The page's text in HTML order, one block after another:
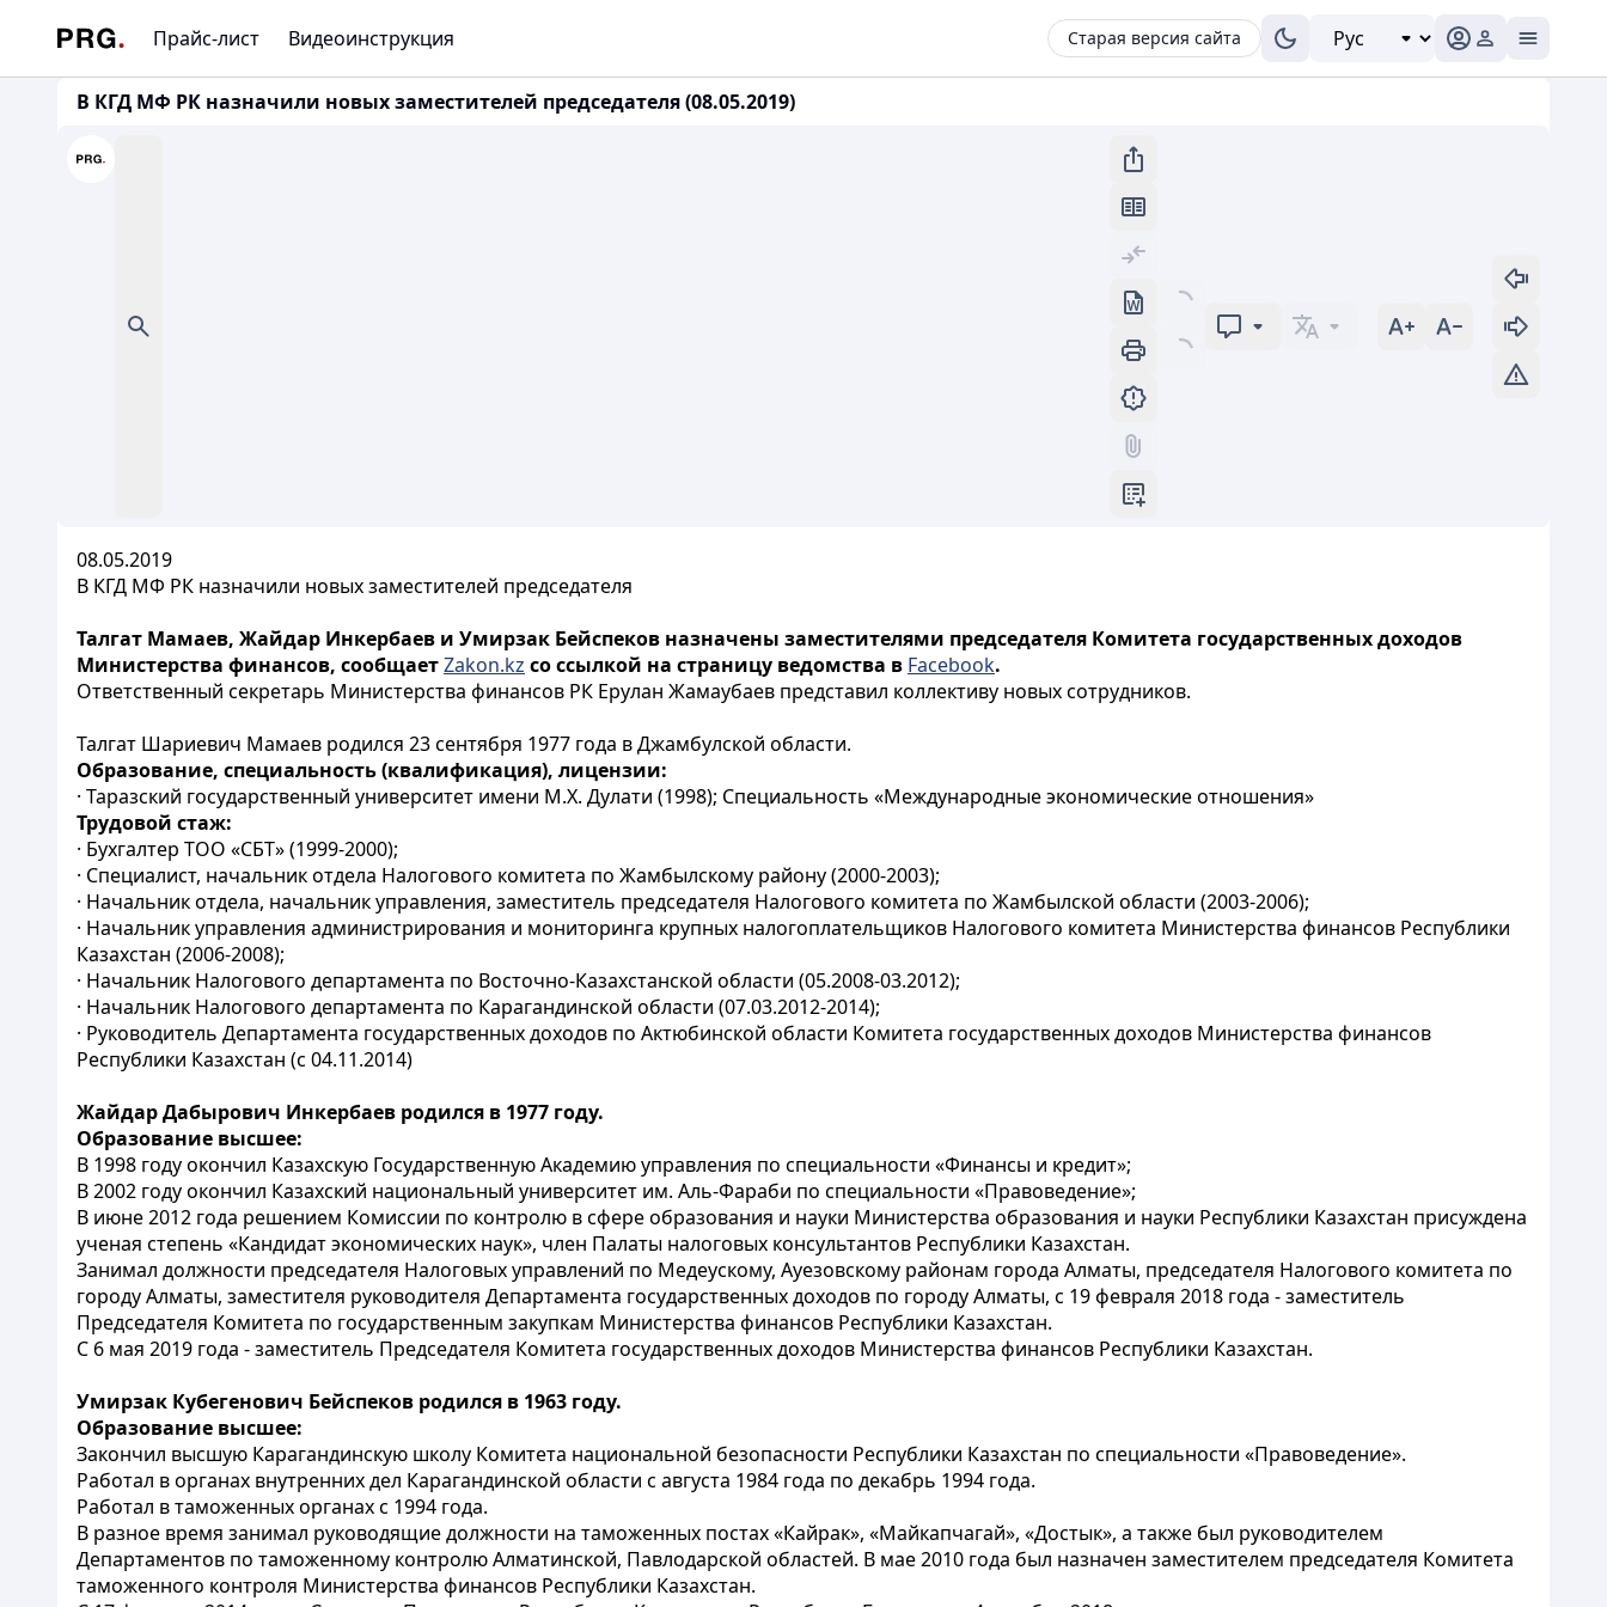
Прайс-лист Видеоинструкция Старая версия сайта
В КГД МФ РК назначили новых заместителей председателя (08.05.2019)
08.05.2019
В КГД МФ РК назначили новых заместителей председателя
Талгат Мамаев, Жайдар Инкербаев и Умирзак Бейспеков назначены заместителями председателя Комитета государственных доходов
Министерства финансов, сообщаетZakon.kz со ссылкой на страницу ведомства в Facebook.
Ответственный секретарь Министерства финансов РК Ерулан Жамаубаев представил коллективу новых сотрудников.
Талгат Шариевич Мамаев родился 23 сентября 1977 года в Джамбулской области.
Образование, специальность (квалификация), лицензии:
· Таразский государственный университет имени М.Х. Дулати (1998); Специальность «Международные экономические отношения»
Трудовой стаж:
· Бухгалтер ТОО «СБТ» (1999-2000);
· Специалист, начальник отдела Налогового комитета по Жамбылскому району (2000-2003);
· Начальник отдела, начальник управления, заместитель председателя Налогового комитета по Жамбылской области (2003-2006);
· Начальник управления администрирования и мониторинга крупных налогоплательщиков Налогового комитета Министерства финансов Республики
Казахстан (2006-2008);
· Начальник Налогового департамента по Восточно-Казахстанской области (05.2008-03.2012);
· Начальник Налогового департамента по Карагандинской области (07.03.2012-2014);
· Руководитель Департамента государственных доходов по Актюбинской области Комитета государственных доходов Министерства финансов
Республики Казахстан (с 04.11.2014)
Жайдар Дабырович Инкербаев родился в 1977 году.
Образование высшее:
В 1998 году окончил Казахскую Государственную Академию управления по специальности «Финансы и кредит»;
В 2002 году окончил Казахский национальный университет им. Аль-Фараби по специальности «Правоведение»;
В июне 2012 года решением Комиссии по контролю в сфере образования и науки Министерства образования и науки Республики Казахстан присуждена
ученая степень «Кандидат экономических наук», член Палаты налоговых консультантов Республики Казахстан.
Занимал должности председателя Налоговых управлений по Медеускому, Ауезовскому районам города Алматы, председателя Налогового комитета по
городу Алматы, заместителя руководителя Департамента государственных доходов по городу Алматы, с 19 февраля 2018 года - заместитель
Председателя Комитета по государственным закупкам Министерства финансов Республики Казахстан.
С 6 мая 2019 года - заместитель Председателя Комитета государственных доходов Министерства финансов Республики Казахстан.
Умирзак Кубегенович Бейспеков родился в 1963 году.
Образование высшее:
Закончил высшую Карагандинскую школу Комитета национальной безопасности Республики Казахстан по специальности «Правоведение».
Работал в органах внутренних дел Карагандинской области с августа 1984 года по декабрь 1994 года.
Работал в таможенных органах с 1994 года.
В разное время занимал руководящие должности на таможенных постах «Кайрак», «Майкапчагай», «Достык», а также был руководителем
Департаментов по таможенному контролю Алматинской, Павлодарской областей. В мае 2010 года был назначен заместителем председателя Комитета
таможенного контроля Министерства финансов Республики Казахстан.